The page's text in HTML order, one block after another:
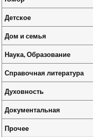
Детское
Дом и семья
Наука, Образование
Справочная литература
Духовность
Документальная
Прочее